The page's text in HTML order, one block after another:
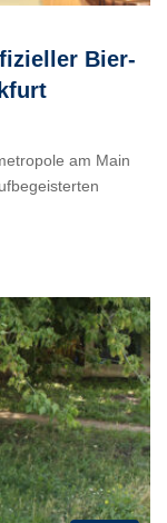
Bier-
am Main